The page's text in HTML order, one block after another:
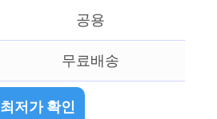
공용
무료배송
최저가 확인